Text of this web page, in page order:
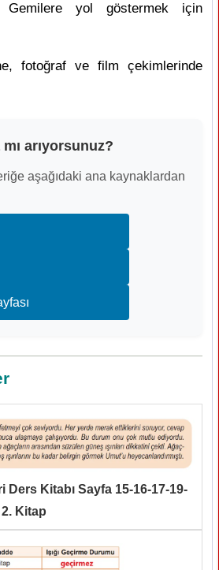
yol göstermek için
fotoğraf ve film çekimlerinde
arıyorsunuz?
aşağıdaki ana kaynaklardan
Ders Kitabı Sayfa 15-16-17-19-
2. Kitap